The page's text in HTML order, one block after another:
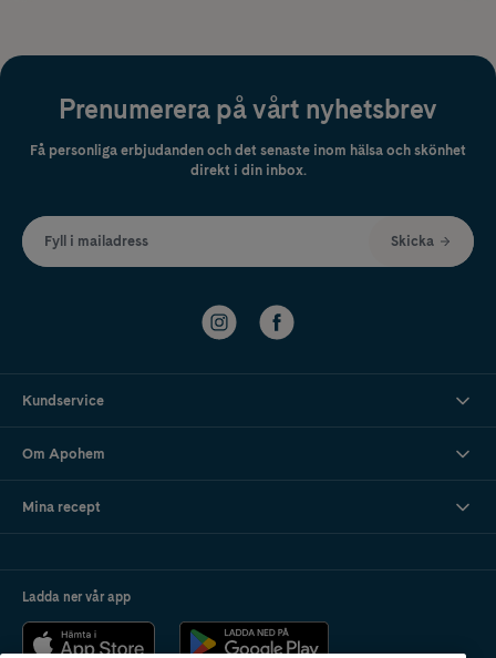
Prenumerera på vårt nyhetsbrev
Få personliga erbjudanden och det senaste inom hälsa och skönhet
direkt i din inbox.
Fyll i mailadress Skicka
Kundservice
Om Apohem
Mina recept
Ladda ner vår app